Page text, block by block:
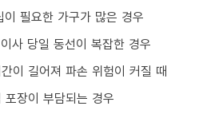
이 필요한 가구가 많은 경우
사 당일 동선이 복잡한 경우
이 길어져 파손 위험이 커질 때
장이 부담되는 경우